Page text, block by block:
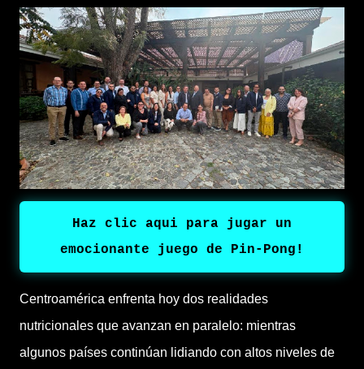
transporte de alto nivel a empresarios, emprendedores
y familias de todo el país. "La apertura de Foton Store
representa mucho más que la inauguración de una
nueva ubicación; simboliza el inicio de una nueva etapa
de crecimiento, cercanía y servicio. Nuestro objetivo es
convertirnos en el punto de referencia para
empresarios, emprendedores y familias que buscan
vehículos confiables y eficientes," comentó Herbert
Villagrán, Jefe de Ventas, Roosevelt. Foton: Tecnología
g...
Haz clic aqui para jugar un
emocionante juego de Pin-Pong!
Centroamérica enfrenta hoy dos realidades
nutricionales que avanzan en paralelo: mientras
algunos países continúan lidiando con altos niveles de